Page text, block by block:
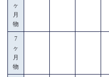
ヶ
月
物
7
ヶ
月
物